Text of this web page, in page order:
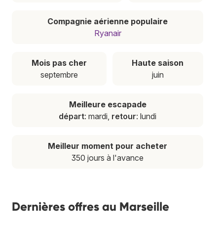
Compagnie aérienne populaire
Ryanair
Mois pas cher
septembre
Haute saison
juin
Meilleure escapade
départ: mardi, retour: lundi
Meilleur moment pour acheter
350 jours à l'avance
Dernières offres au Marseille